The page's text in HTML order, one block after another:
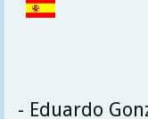
- Eduardo